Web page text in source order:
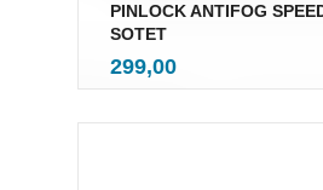
PINLOCK ANTIFOG
SOTET
Pris
299,00mva.